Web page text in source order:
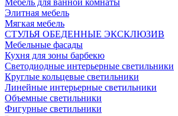
Элитная мебель
Мягкая мебель
СТУЛЬЯ ОБЕДЕННЫЕ ЭКСКЛЮЗИВ
Мебельные фасады
Кухня для зоны барбекю
Светодиодные интерьерные светильники
Круглые кольцевые светильники
Линейные интерьерные светильники
Объемные светильники
Фигурные светильники